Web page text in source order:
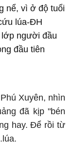
nể, vì ở độ tuổi
lúa-ĐH
lớp người đầu
đầu tiên
Xuyên, nhìn
đã kịp "bén
hay. Để rồi từ